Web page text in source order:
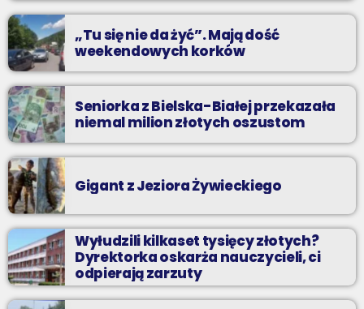
„Tu się nie da żyć”. Mają dość
weekendowych korków
Seniorka z Bielska-Białej przekazała
niemal milion złotych oszustom
Gigant z Jeziora Żywieckiego
Wyłudzili kilkaset tysięcy złotych?
Dyrektorka oskarża nauczycieli, ci
odpierają zarzuty